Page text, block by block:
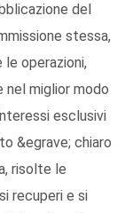
del
stessa,
operazioni,
nel miglior modo
esclusivi
&egrave; chiaro
risolte le
recuperi e si